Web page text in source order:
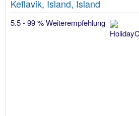
Keflavik, Island, Island
5.5 - 99 % Weiterempfehlung